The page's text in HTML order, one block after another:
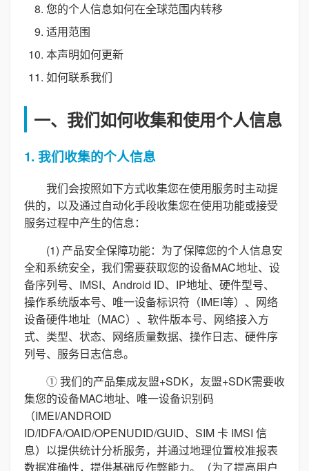
您的个人信息如何在全球范围内转移
适用范围
本声明如何更新
如何联系我们
一、我们如何收集和使用个人信息
1. 我们收集的个人信息
我们会按照如下方式收集您在使用服务时主动提
供的，以及通过自动化手段收集您在使用功能或接受
服务过程中产生的信息：
(1) 产品安全保障功能：为了保障您的个人信息安
全和系统安全，我们需要获取您的设备MAC地址、设
备序列号、IMSI、Android ID、IP地址、硬件型号、
操作系统版本号、唯一设备标识符（IMEI等）、网络
设备硬件地址（MAC）、软件版本号、网络接入方
式、类型、状态、网络质量数据、操作日志、硬件序
列号、服务日志信息。
① 我们的产品集成友盟+SDK，友盟+SDK需要收
集您的设备MAC地址、唯一设备识别码
（IMEI/ANDROID
ID/IDFA/OAID/OPENUDID/GUID、SIM 卡 IMSI 信
息）以提供统计分析服务，并通过地理位置校准报表
数据准确性，提供基础反作弊能力。（为了提高用户